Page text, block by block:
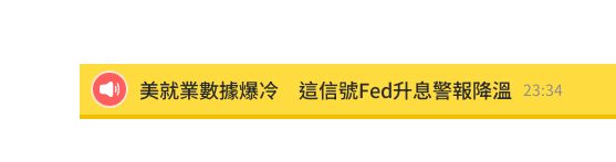
美就業數據爆冷 這信號Fed升息警報降溫 23:34